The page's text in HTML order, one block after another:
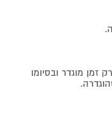
מוגדר ובסיומו